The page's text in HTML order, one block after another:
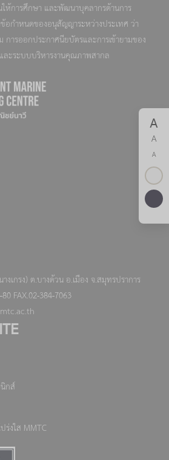
ห้การศึกษา และพัฒนาบุคลากรด้านการ
อกำหนดของอนุสัญญาระหว่างประเทศ ว่า
การออกประกาศนียบัตรและการเข้ายามของ
ละระบบบริหารงานคุณภาพสากล
งเกรง) ต.บางด้วน อ.เมือง จ.สมุทรปราการ
FAX.02-384-7063
กส์
งใส MMTC
A
A
A